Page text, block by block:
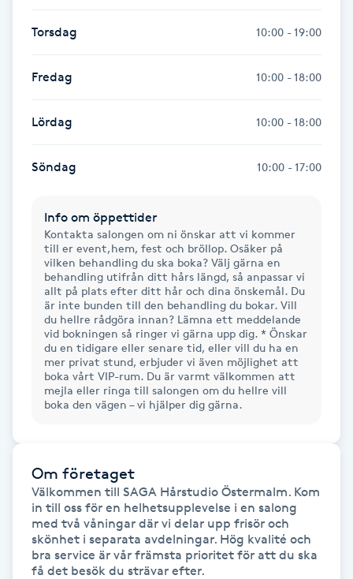
IPL hårborttagning
IR-massage
Katun fransar
Kemisk peeling
Keratinbehandling
Kinesiologi
Klangmassage
Klippning
Torsdag 10:00 - 19:00
Fredag 10:00 - 18:00
Lördag 10:00 - 18:00
Söndag 10:00 - 17:00
Info om öppettider
Kontakta salongen om ni önskar att vi kommer
till er event,hem, fest och bröllop. Osäker på
vilken behandling du ska boka? Välj gärna en
behandling utifrån ditt hårs längd, så anpassar vi
allt på plats efter ditt hår och dina önskemål. Du
är inte bunden till den behandling du bokar. Vill
du hellre rådgöra innan? Lämna ett meddelande
vid bokningen så ringer vi gärna upp dig. * Önskar
du en tidigare eller senare tid, eller vill du ha en
mer privat stund, erbjuder vi även möjlighet att
boka vårt VIP-rum. Du är varmt välkommen att
mejla eller ringa till salongen om du hellre vill
boka den vägen – vi hjälper dig gärna.
Om företaget
Välkommen till SAGA Hårstudio Östermalm. Kom
in till oss för en helhetsupplevelse i en salong
med två våningar där vi delar upp frisör och
skönhet i separata avdelningar. Hög kvalité och
bra service är vår främsta prioritet för att du ska
få det besök du strävar efter.